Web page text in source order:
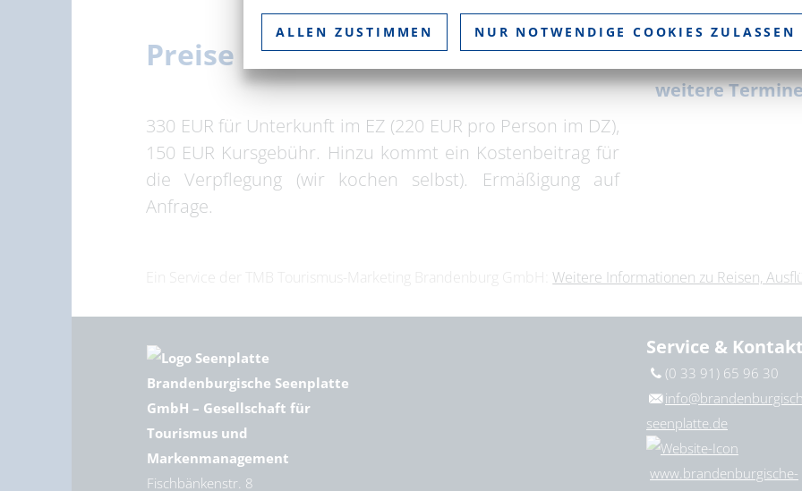
Preise
330 EUR für Unterkunft im EZ (220 EUR pro Person im DZ),
150 EUR Kursgebühr. Hinzu kommt ein Kostenbeitrag für
die Verpflegung (wir kochen selbst). Ermäßigung auf
Anfrage.
zeit
weitere
Ein Service der TMB Tourismus-Marketing Brandenburg GmbH:Weitere Informationen zu Reisen,
Brandenburgische Seenplatte
GmbH – Gesellschaft für
Tourismus und
Markenmanagement
Fischbänkenstr. 8
Service & Kontakt
(0 33 91) 65 96 30
seenplatte.de
www.brandenburgische-
ALLEN ZUSTIMMEN NUR NOTWENDIGE COOKIES ZULASSEN